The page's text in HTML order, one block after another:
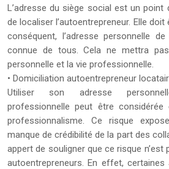
L’adresse du siège social est un point
de localiser l’autoentrepreneur. Elle
conséquent, l’adresse personnelle
connue de tous. Cela ne mettra
personnelle et la vie professionnelle.
• Domiciliation autoentrepreneur
Utiliser son adresse
professionnelle peut être
professionnalisme. Ce risque
manque de crédibilité de la part des
appert de souligner que ce risque
autoentrepreneurs. En effet,